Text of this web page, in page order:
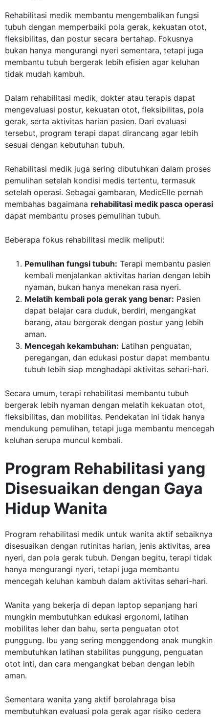
Rehabilitasi medik membantu mengembalikan fungsi
tubuh dengan memperbaiki pola gerak, kekuatan otot,
fleksibilitas, dan postur secara bertahap. Fokusnya
bukan hanya mengurangi nyeri sementara, tetapi juga
membantu tubuh bergerak lebih efisien agar keluhan
tidak mudah kambuh.
Dalam rehabilitasi medik, dokter atau terapis dapat
mengevaluasi postur, kekuatan otot, fleksibilitas, pola
gerak, serta aktivitas harian pasien. Dari evaluasi
tersebut, program terapi dapat dirancang agar lebih
sesuai dengan kebutuhan tubuh.
Rehabilitasi medik juga sering dibutuhkan dalam proses
pemulihan setelah kondisi medis tertentu, termasuk
setelah operasi. Sebagai gambaran, MedicElle pernah
membahas bagaimana rehabilitasi medik pasca operasi
dapat membantu proses pemulihan tubuh.
Beberapa fokus rehabilitasi medik meliputi:
Pemulihan fungsi tubuh: Terapi membantu pasien
kembali menjalankan aktivitas harian dengan lebih
nyaman, bukan hanya menekan rasa nyeri.
Melatih kembali pola gerak yang benar: Pasien
dapat belajar cara duduk, berdiri, mengangkat
barang, atau bergerak dengan postur yang lebih
aman.
Mencegah kekambuhan: Latihan penguatan,
peregangan, dan edukasi postur dapat membantu
tubuh lebih siap menghadapi aktivitas sehari-hari.
Secara umum, terapi rehabilitasi membantu tubuh
bergerak lebih nyaman dengan melatih kekuatan otot,
fleksibilitas, dan mobilitas. Pendekatan ini tidak hanya
mendukung pemulihan, tetapi juga membantu mencegah
keluhan serupa muncul kembali.
Program Rehabilitasi yang
Disesuaikan dengan Gaya
Hidup Wanita
Program rehabilitasi medik untuk wanita aktif sebaiknya
disesuaikan dengan rutinitas harian, jenis aktivitas, area
nyeri, dan pola gerak tubuh. Dengan begitu, terapi tidak
hanya mengurangi nyeri, tetapi juga membantu
mencegah keluhan kambuh dalam aktivitas sehari-hari.
Wanita yang bekerja di depan laptop sepanjang hari
mungkin membutuhkan edukasi ergonomi, latihan
mobilitas leher dan bahu, serta penguatan otot
punggung. Ibu yang sering menggendong anak mungkin
membutuhkan latihan stabilitas punggung, penguatan
otot inti, dan cara mengangkat beban dengan lebih
aman.
Sementara wanita yang aktif berolahraga bisa
membutuhkan evaluasi pola gerak agar risiko cedera